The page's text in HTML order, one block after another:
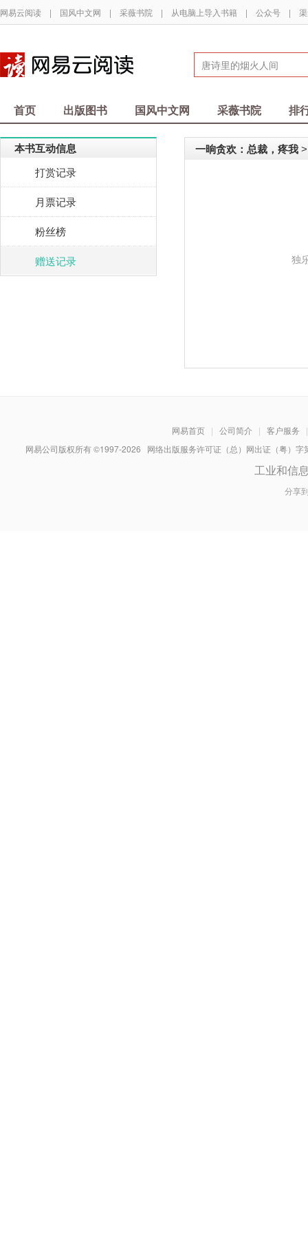
网易云阅读 | 国风中文网 | 采薇书院 | 从电脑上导入书籍 | 公众号 |
首页 出版图书 国风中文网 采薇书院 排
本书互动信息
打赏记录
月票记录
粉丝榜
赠送记录
一晌贪欢：总裁，疼我 >
独
网易首页 | 公司简介 | 客户服务
|
网易公司版权所有 ©1997-2026 网络出版服务许可证（总）网出证（粤）
工业和信
分享